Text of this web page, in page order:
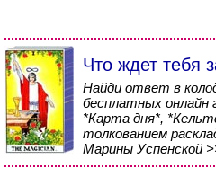
Что ждет тебя
Найди ответ в
бесплатных онлайн
*Карта дня*,
толкованием
Марины Успенской